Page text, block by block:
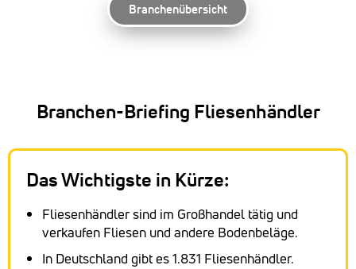
Branchenübersicht
Branchen-Briefing Fliesenhändler
Das Wichtigste in Kürze:
Fliesenhändler sind im Großhandel tätig und
verkaufen Fliesen und andere Bodenbeläge.
In Deutschland gibt es 1.831 Fliesenhändler.